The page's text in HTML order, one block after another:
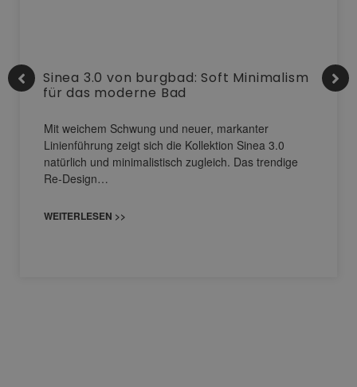
Sinea 3.0 von burgbad: Soft Minimalism
für das moderne Bad
Mit weichem Schwung und neuer, markanter
Linienführung zeigt sich die Kollektion Sinea 3.0
natürlich und minimalistisch zugleich. Das trendige
Re-Design…
WEITERLESEN >>